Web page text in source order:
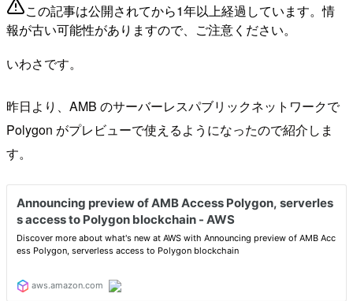
この記事は公開されてから1年以上経過しています。情
報が古い可能性がありますので、ご注意ください。
いわさです。
昨日より、AMB のサーバーレスパブリックネットワークで
Polygon がプレビューで使えるようになったので紹介しま
す。